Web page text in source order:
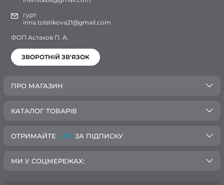
гурт
irina.tolstikova21@gmail.com
ФОП Астахов П. А.
ЗВОРОТНІЙ ЗВ'ЯЗОК
ПРО МАГАЗИН
КАТАЛОГ ТОВАРІВ
ОТРИМАЙТЕ -10% ЗА ПІДПИСКУ
МИ У СОЦМЕРЕЖАХ: